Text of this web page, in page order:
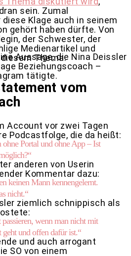
sein. Zumal
Klage auch in seinem
gehört haben dürfte. Von
der Schwester, der
Medienartikel und
Thema.
Aussage, die Nina Deissler
Beziehungscoach –
tätigte.
vom
Account vor zwei Tagen
Podcastfolge, die da heißt:
ohne Portal und ohne App – Ist
anderen von Userin
Kommentar dazu:
keinen Mann kennengelernt.
nicht.“
ziemlich schnippisch als
wenn man nicht mit
und offen dafür ist.“
und auch arrogant
SO von einem